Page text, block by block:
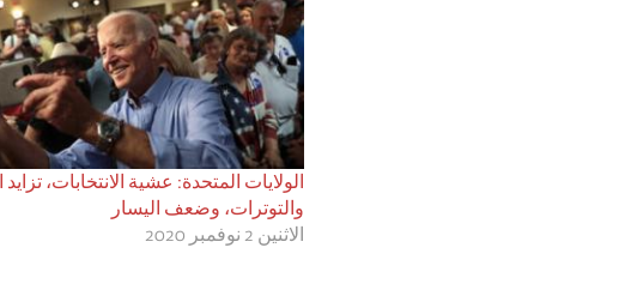
الولايات المتحدة: عشية الانتخابات،
والتوترات، وضعف اليسار
الاثنين 2 نوفمبر 2020